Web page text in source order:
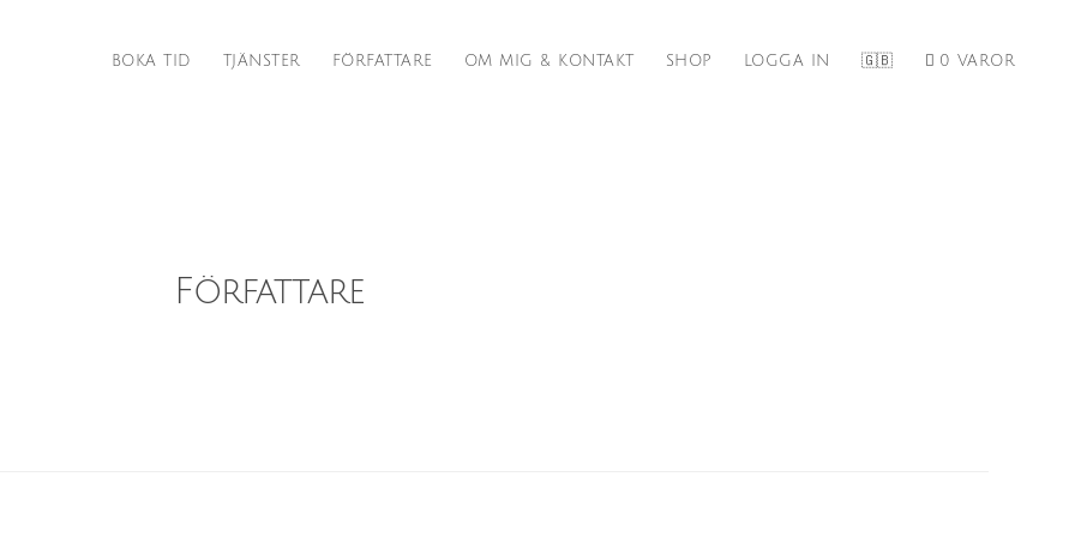
BOKA TID TJÄNSTER FÖRFATTARE OM MIG & KONTAKT SHOP LOGGA IN 🇬🇧 0 VAROR
Författare